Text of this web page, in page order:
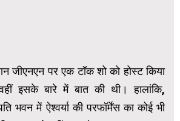
जीएनएन पर एक टॉक शो को होस्ट किया
इसके बारे में बात की थी। हालांकि,
भवन में ऐश्वर्या की परफॉर्मेंस का कोई भी